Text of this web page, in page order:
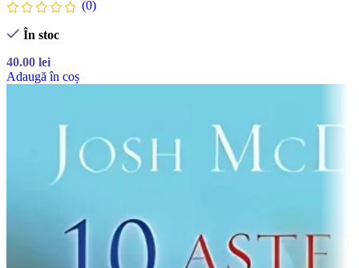
(0)
În stoc
40.00 lei
Adaugă în coș